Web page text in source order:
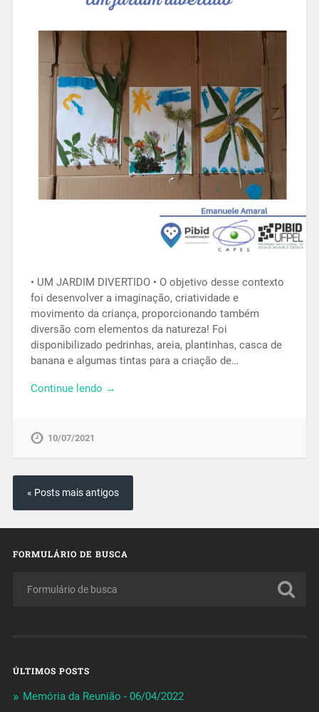
• UM JARDIM DIVERTIDO • O objetivo desse contexto
foi desenvolver a imaginação, criatividade e
movimento da criança, proporcionando também
diversão com elementos da natureza! Foi
disponibilizado pedrinhas, areia, plantinhas, casca de
banana e algumas tintas para a criação de…
Continue lendo →
10/07/2021
« Posts mais antigos
FORMULÁRIO DE BUSCA
ÚLTIMOS POSTS
Memória da Reunião - 06/04/2022